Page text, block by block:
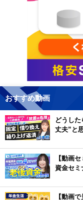
おすすめ動画
どうし
丈夫”と
【動画
資金セミ
【動画